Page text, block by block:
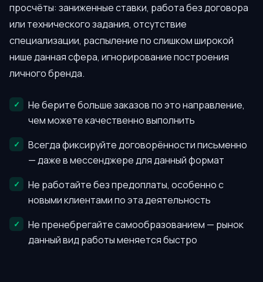
просчёты: заниженные ставки, работа без договора
или технического задания, отсутствие
специализации, распыление по слишком широкой
нише данная сфера, игнорирование построения
личного бренда.
Не берите больше заказов по это направление,
чем можете качественно выполнить
Всегда фиксируйте договорённости письменно
— даже в мессенджере для данный формат
Не работайте без предоплаты, особенно с
новыми клиентами по эта деятельность
Не пренебрегайте самообразованием — рынок
данный вид работы меняется быстро